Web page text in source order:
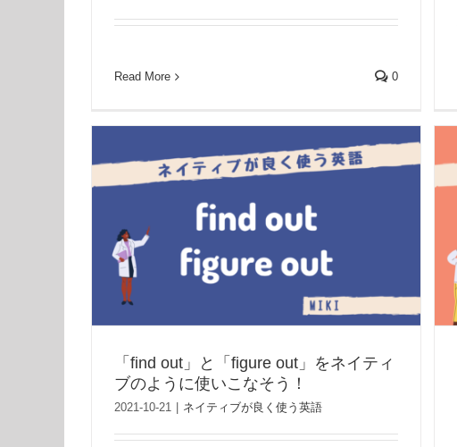
Read More 0
「find out」と「figure out」をネイティ
ブのように使いこなそう！
2021-10-21 | ネイティブが良く使う英語